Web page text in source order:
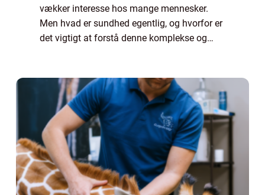
vækker interesse hos mange mennesker.
Men hvad er sundhed egentlig, og hvorfor er
det vigtigt at forstå denne komplekse og